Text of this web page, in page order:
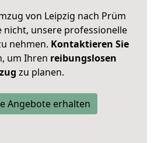
von Leipzig nach Prüm
nicht, unsere professionelle
nehmen. Kontaktieren Sie
um Ihren reibungslosen
zu planen.
Angebote erhalten